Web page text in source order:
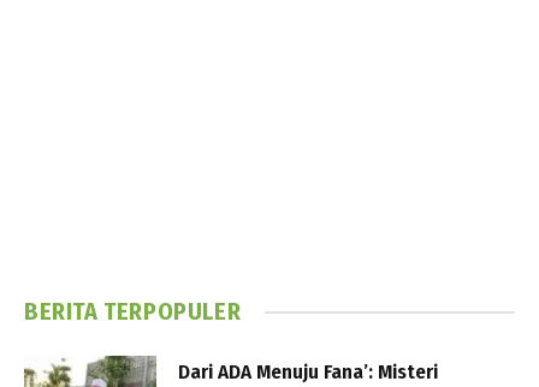
BERITA TERPOPULER
Dari ADA Menuju Fana’: Misteri